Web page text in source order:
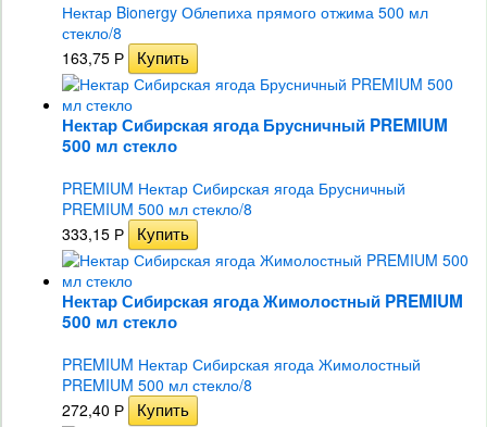
Нектар Bionergy Облепиха прямого отжима 500 мл
стекло/8
163,75 Р
Нектар Сибирская ягода Брусничный PREMIUM
500 мл стекло
PREMIUM Нектар Сибирская ягода Брусничный
PREMIUM 500 мл стекло/8
333,15 Р
Нектар Сибирская ягода Жимолостный PREMIUM
500 мл стекло
PREMIUM Нектар Сибирская ягода Жимолостный
PREMIUM 500 мл стекло/8
272,40 Р